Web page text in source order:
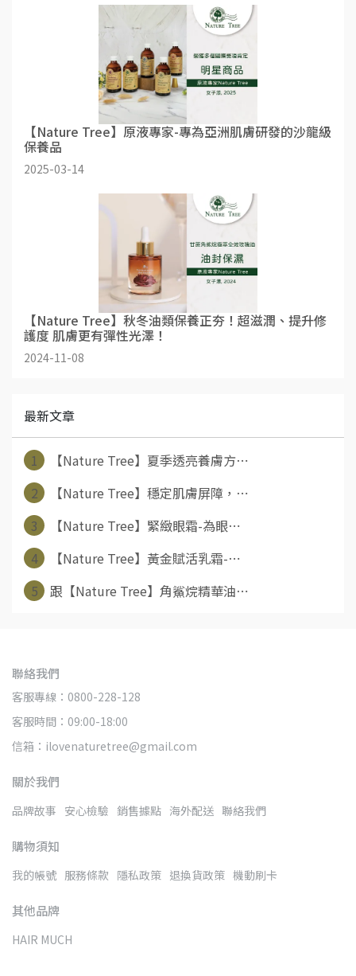
【Nature Tree】原液專家-專為亞洲肌膚研發的沙龍級
保養品
2025-03-14
【Nature Tree】秋冬油類保養正夯！超滋潤、提升修
護度 肌膚更有彈性光澤！
2024-11-08
最新文章
1
【Nature Tree】夏季透亮養膚方⋯
2
【Nature Tree】穩定肌膚屏障，⋯
3
【Nature Tree】緊緻眼霜-為眼⋯
4
【Nature Tree】黃金賦活乳霜-⋯
5
跟【Nature Tree】角鯊烷精華油⋯
聯絡我們
客服專線：0800-228-128
客服時間：09:00-18:00
信箱：ilovenaturetree@gmail.com
關於我們
品牌故事 安心檢驗 銷售據點 海外配送 聯絡我們
購物須知
我的帳號 服務條款 隱私政策 退換貨政策 機動刷卡
其他品牌
HAIR MUCH